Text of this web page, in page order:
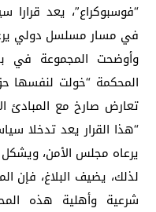
“فوسبوكراع”، يعد
في مسار مسلسل دولي
المحكمة “خولت
تعارض صارخ مع المبادئ
“هذا القرار يعد تدخلا
يرعاه مجلس الأمن،
لذلك، يضيف البلاغ،
شرعية وأهلية هذه